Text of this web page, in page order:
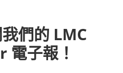
們的 LMC
電子報！